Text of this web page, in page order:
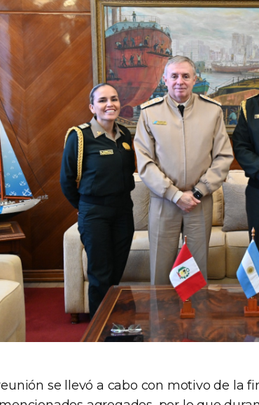
se llevó a cabo con motivo de la